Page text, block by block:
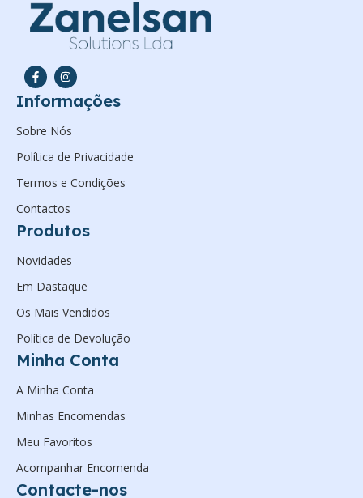
Informações
Sobre Nós
Política de Privacidade
Termos e Condições
Contactos
Produtos
Novidades
Em Dastaque
Os Mais Vendidos
Política de Devolução
Minha Conta
A Minha Conta
Minhas Encomendas
Meu Favoritos
Acompanhar Encomenda
Contacte-nos